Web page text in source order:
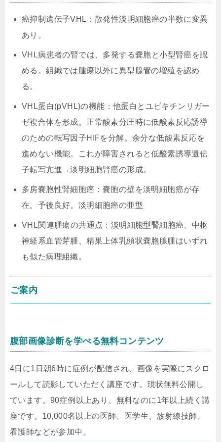
癌抑制遺伝子VHL：散発性淡明細胞癌の半数に変異
あり。
VHL病患者の腎では、多発する嚢胞と小型腎癌を認
める。組織では腫瘍以外に異型腺管の増殖を認め
る。
VHL蛋白(pVHL)の機能：他蛋白とユビキチンリガー
ゼ複合体を形成。正常酸素分圧時に低酸素反応誘導
のための転写因子HIFを分解。余分な低酸素反応を
進めない機能。これが障害されると低酸素誘導遺伝
子転写亢進→淡明細胞腎癌の形成。
多房嚢胞性腎細胞癌：嚢胞の壁を淡明細胞癌が存
在。予後良好。淡明細胞癌の亜型
VHL関連腫瘍の共通点：淡明細胞型腎細胞癌、中枢
神経系血管芽腫、精巣上体乳頭状嚢胞腺腫はいずれ
も似た病理組織。
ご案内
腹部画像診断を学べる無料コンテンツ
4日に1日朝6時に症例が配信され、画像を実際にスクロ
ールして読影していただく講座です。現状無料公開し
ています。90症例以上あり、無料なのに1年以上続く講
座です。10,000名以上の医師、医学生、放射線技師、
看護師などが参加中。